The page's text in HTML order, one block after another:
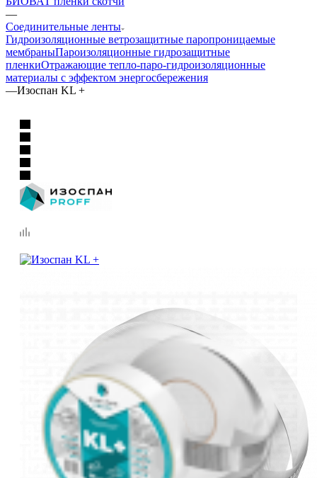
—
Соединительные ленты
Гидроизоляционные ветрозащитные паропроницаемые
мембраныПароизоляционные гидрозащитные
пленкиОтражающие тепло-паро-гидроизоляционные
материалы с эффектом энергосбережения
—Изоспан KL +